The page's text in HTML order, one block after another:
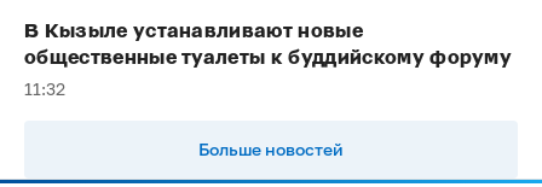
В Кызыле устанавливают новые
общественные туалеты к буддийскому форуму
11:32
Больше новостей